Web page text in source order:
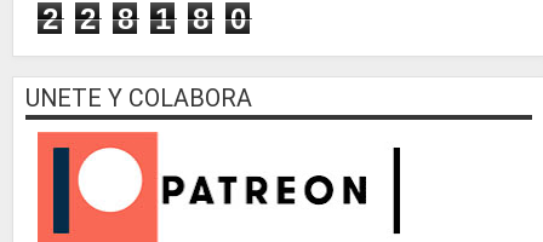
2 2 8 1 8 0
UNETE Y COLABORA